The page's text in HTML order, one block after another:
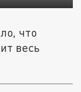
что
весь